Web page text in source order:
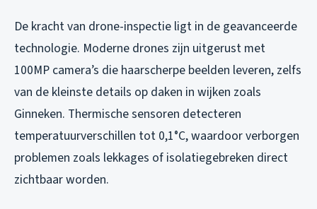
De kracht van drone-inspectie ligt in de geavanceerde
technologie. Moderne drones zijn uitgerust met
100MP camera’s die haarscherpe beelden leveren, zelfs
van de kleinste details op daken in wijken zoals
Ginneken. Thermische sensoren detecteren
temperatuurverschillen tot 0,1°C, waardoor verborgen
problemen zoals lekkages of isolatiegebreken direct
zichtbaar worden.